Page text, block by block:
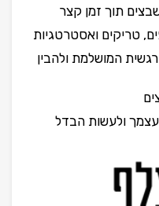
תוך זמן קצר
טריקים ואסטרטגיות
המושלמת ולהבין
ולעשות הבדל